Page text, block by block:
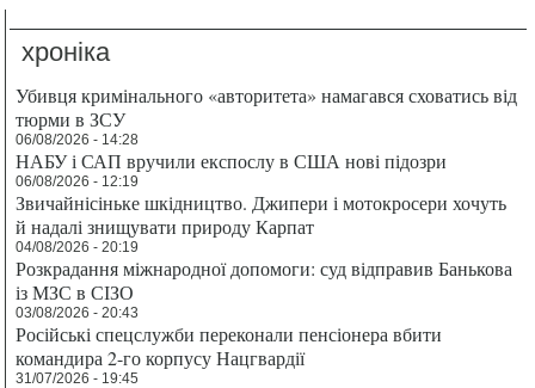
хроніка
Убивця кримінального «авторитета» намагався сховатись від
тюрми в ЗСУ
06/08/2026 - 14:28
НАБУ і САП вручили експослу в США нові підозри
06/08/2026 - 12:19
Звичайнісіньке шкідництво. Джипери і мотокросери хочуть
й надалі знищувати природу Карпат
04/08/2026 - 20:19
Розкрадання міжнародної допомоги: суд відправив Банькова
із МЗС в СІЗО
03/08/2026 - 20:43
Російські спецслужби переконали пенсіонера вбити
командира 2-го корпусу Нацгвардії
31/07/2026 - 19:45